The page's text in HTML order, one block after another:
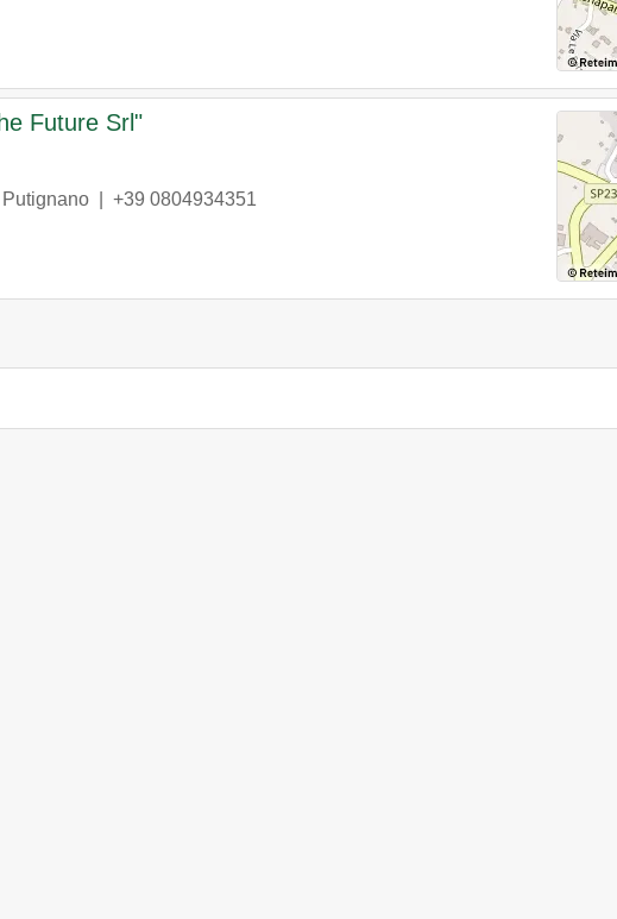
Future Srl"
Putignano +39 0804934351